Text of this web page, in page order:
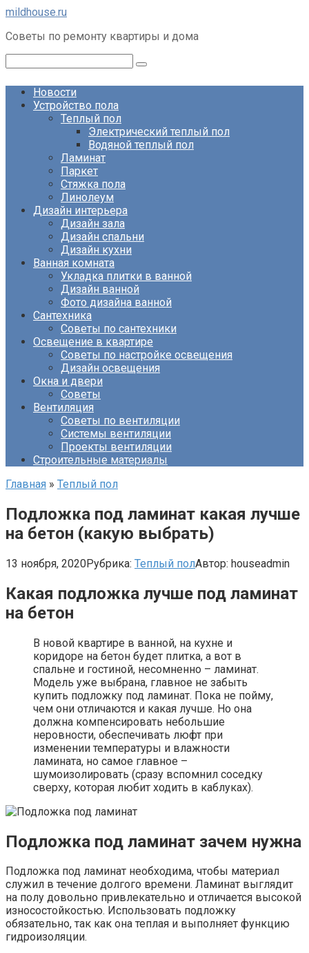
Перейти
контенту
mildhouse.ru
Советы по ремонту квартиры и дома
Новости
Устройство пола
Теплый пол
Электрический теплый пол
Водяной теплый пол
Ламинат
Паркет
Стяжка пола
Линолеум
Дизайн интерьера
Дизайн зала
Дизайн спальни
Дизайн кухни
Ванная комната
Укладка плитки в ванной
Дизайн ванной
Фото дизайна ванной
Сантехника
Советы по сантехники
Освещение в квартире
Советы по настройке освещения
Дизайн освещения
Окна и двери
Советы
Вентиляция
Советы по вентиляции
Системы вентиляции
Проекты вентиляции
Строительные материалы
Главная » Теплый пол
Подложка под ламинат какая лучше
на бетон (какую выбрать)
13 ноября, 2020Рубрика: Теплый полАвтор: houseadmin
Какая подложка лучше под ламинат
на бетон
В новой квартире в ванной, на кухне и
коридоре на бетон будет плитка, а вот в
спальне и гостиной, несомненно – ламинат.
Модель уже выбрана, главное не забыть
купить подложку под ламинат. Пока не пойму,
чем они отличаются и какая лучше. Но она
должна компенсировать небольшие
неровности, обеспечивать люфт при
изменении температуры и влажности
ламината, но самое главное –
шумоизолировать (сразу вспомнил соседку
сверху, которая любит ходить в каблуках).
Подложка под ламинат зачем нужна
Подложка под ламинат необходима, чтобы материал
служил в течение долгого времени. Ламинат выглядит
на полу довольно привлекательно и отличается высокой
износостойкостью. Использовать подложку
обязательно, так как она теплая и выполняет функцию
гидроизоляции.